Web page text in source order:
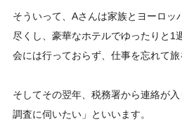
そういって、Aさんは家族とヨーロッ
尽くし、豪華なホテルでゆったりと1
会には行っておらず、仕事を忘れて旅
そしてその翌年、税務署から連絡が
調査に伺いたい」といいます。